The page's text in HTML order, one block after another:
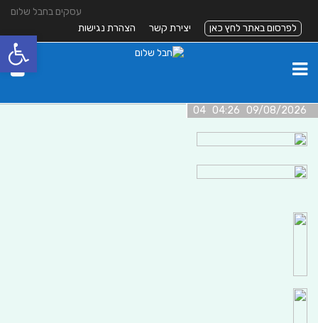
עסקים בחבל שלום
לפרסום באתר לחץ כאן
יצירת קשר הצהרת נגישות
09/08/2026 04:26 04
פתח